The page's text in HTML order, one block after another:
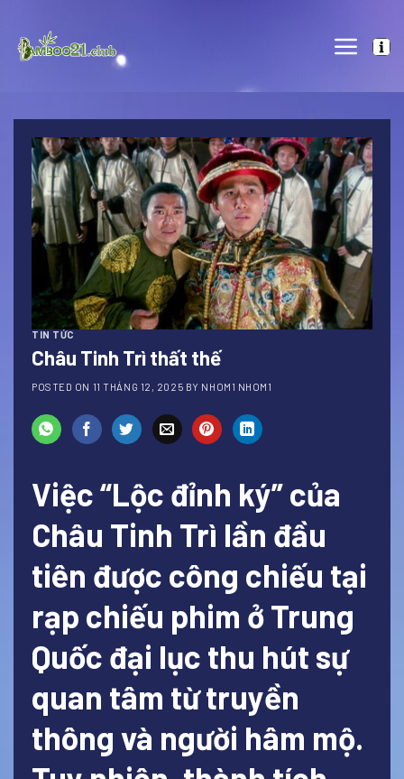
content
TIN TỨC
Châu Tinh Trì thất thế
POSTED ON 11 THÁNG 12, 2025 BY NHOM1 NHOM1
Việc “Lộc đỉnh ký” của
Châu Tinh Trì lần đầu
tiên được công chiếu tại
rạp chiếu phim ở Trung
Quốc đại lục thu hút sự
quan tâm từ truyền
thông và người hâm mộ.